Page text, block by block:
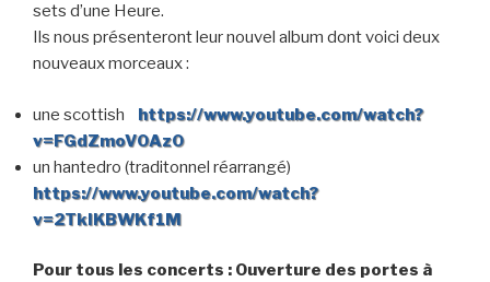
sets d’une Heure.
Ils nous présenteront leur nouvel album dont voici deux
nouveaux morceaux :
une scottish https://www.youtube.com/watch?
v=FGdZmoV0Az0
un hantedro (traditonnel réarrangé)
https://www.youtube.com/watch?
v=2TkIKBWKf1M
Pour tous les concerts : Ouverture des portes à